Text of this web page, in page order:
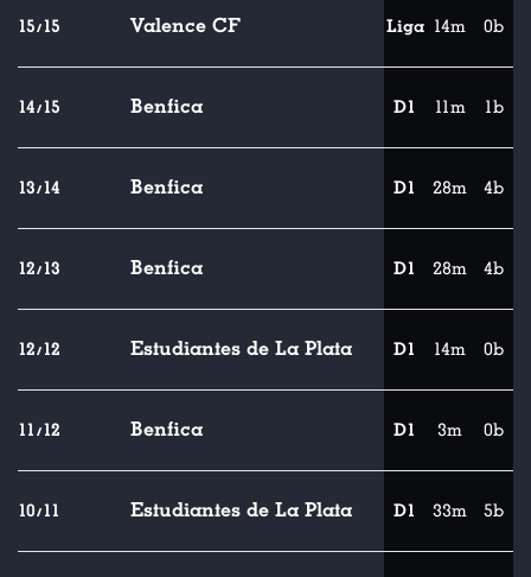
15/15 Valence CF Liga 14m 0b
14/15 Benfica D1 11m 1b
13/14 Benfica D1 28m 4b
12/13 Benfica D1 28m 4b
12/12 Estudiantes de La Plata D1 14m 0b
11/12 Benfica D1 3m 0b
10/11 Estudiantes de La Plata D1 33m 5b